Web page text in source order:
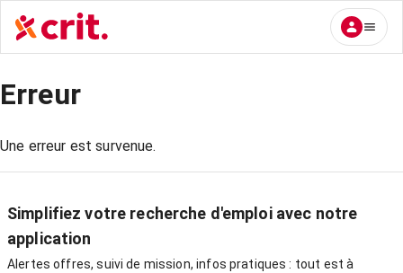
Erreur
Une erreur est survenue.
Simplifiez votre recherche d'emploi avec notre
application
Alertes offres, suivi de mission, infos pratiques : tout est à